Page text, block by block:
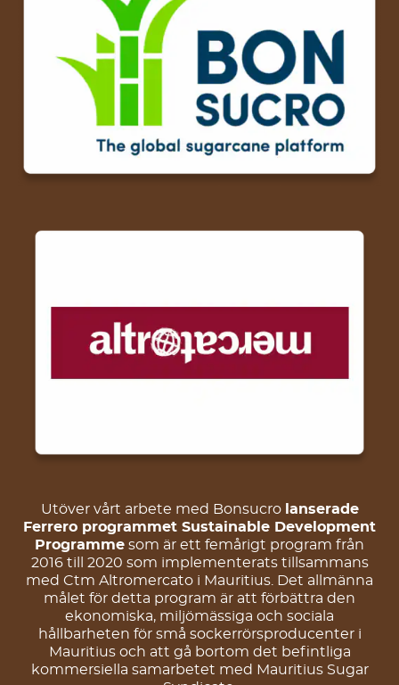
Utöver vårt arbete med Bonsucro lanserade
Ferrero programmet Sustainable Development
Programme som är ett femårigt program från
2016 till 2020 som implementerats tillsammans
med Ctm Altromercato i Mauritius. Det allmänna
målet för detta program är att förbättra den
ekonomiska, miljömässiga och sociala
hållbarheten för små sockerrörsproducenter i
Mauritius och att gå bortom det befintliga
kommersiella samarbetet med Mauritius Sugar